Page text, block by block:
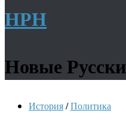
НРН
Новые
История/Политика